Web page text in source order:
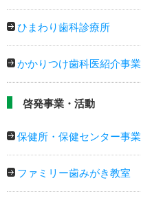
ひまわり歯科診療所
かかりつけ歯科医紹介事業
啓発事業・活動
保健所・保健センター事業
ファミリー歯みがき教室